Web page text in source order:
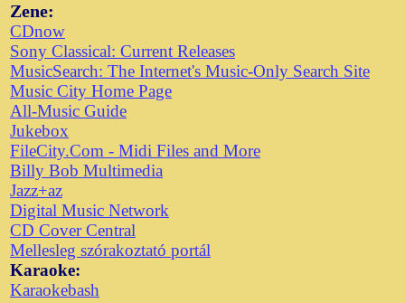
Zene:
CDnow
Sony Classical: Current Releases
MusicSearch: The Internet's Music-Only Search Site
Music City Home Page
All-Music Guide
Jukebox
FileCity.Com - Midi Files and More
Billy Bob Multimedia
Jazz+az
Digital Music Network
CD Cover Central
Mellesleg szórakoztató portál
Karaoke:
Karaokebash